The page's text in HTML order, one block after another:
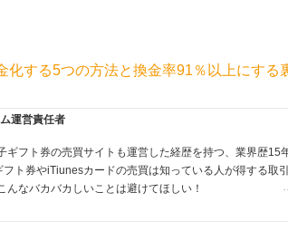
化する5つの方法と換金率91％以上にする
運営責任者
ギフト券の売買サイトも運営した経歴を持つ、業界歴15
ト券やiTiunesカードの売買は知っている人が得する取
んなバカバカしいことは避けてほしい！